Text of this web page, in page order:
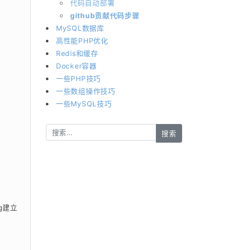
建立
代码自动部署
github贡献代码步骤
MySQL数据库
高性能PHP优化
Redis和缓存
Docker容器
一些PHP技巧
一些数组操作技巧
一些MySQL技巧